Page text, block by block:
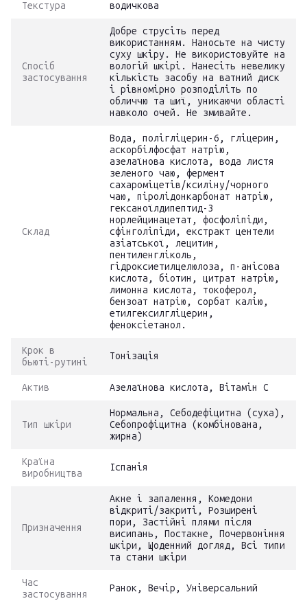
Текстура водичкова
Спосіб
застосування
Добре струсіть перед
використанням. Наносьте на чисту
суху шкіру. Не використовуйте на
вологій шкірі. Нанесіть невелику
кількість засобу на ватний диск
і рівномірно розподіліть по
обличчю та шиї, уникаючи області
навколо очей. Не змивайте.
Склад
Вода, полігліцерин-6, гліцерин,
аскорбілфосфат натрію,
азелаїнова кислота, вода листя
зеленого чаю, фермент
сахароміцетів/ксиліну/чорного
чаю, піролідонкарбонат натрію,
гексаноїлдипептид-3
норлейцинацетат, фосфоліпіди,
сфінголіпіди, екстракт центели
азіатської, лецитин,
пентиленгліколь,
гідроксиетилцелюлоза, п-анісова
кислота, біотин, цитрат натрію,
лимонна кислота, токоферол,
бензоат натрію, сорбат калію,
етилгексилгліцерин,
феноксіетанол.
Крок в
бьюті-рутині
Тонізація
Актив Азелаїнова кислота, Вітамін С
Тип шкіри
Нормальна, Себодефіцитна (суха),
Себопрофіцитна (комбінована,
жирна)
Країна
виробництва
Іспанія
Призначення
Акне і запалення, Комедони
відкриті/закриті, Розширені
пори, Застійні плями після
висипань, Постакне, Почервоніння
шкіри, Щоденний догляд, Всі типи
та стани шкіри
Час
застосування
Ранок, Вечір, Універсальний